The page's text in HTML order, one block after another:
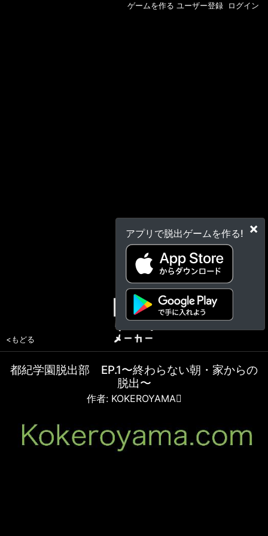
×
アプリで脱出ゲームを作る!
ゲームを作る ユーザー登録 ログイン
<もどる
都紀学園脱出部 EP.1〜終わらない朝・家からの
脱出〜
作者: KOKEROYAMA